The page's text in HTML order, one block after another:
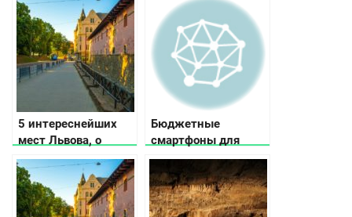
авиакомпании
WINDROSE
5 интереснейших
мест Львова, о
которых не
расскажут
путеводители
Бюджетные
смартфоны для
детей: как выбрать
безопасную и
функциональную
модель